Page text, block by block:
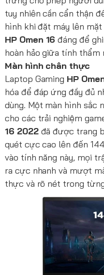
tuy nhiên cần cẩn thận
hình khi đặt máy lên
HP Omen 16đáng để
hoàn hảo giữa tính thẩm
Màn hình chân thực
Laptop Gaming HP
hóa để đáp ứng đầy đủ
dùng. Một màn hình sắc
cho các trải nghiệm
16 2022đã được trang
quét cực cao lên đến
vào tính năng này, mọi
ra cực nhanh và mượt
thực và rõ nét trong